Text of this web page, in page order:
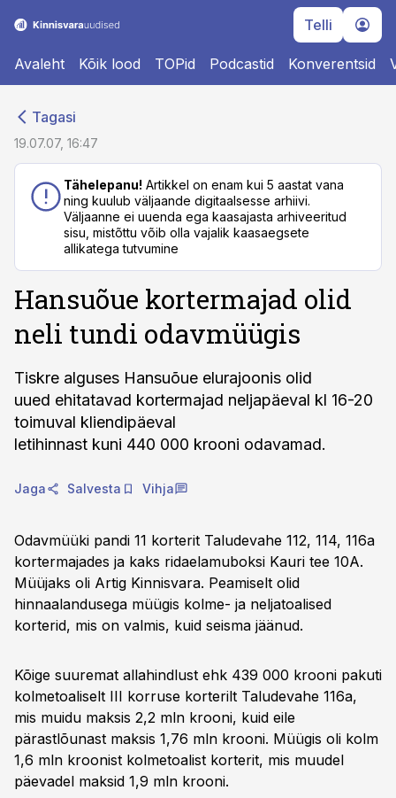
Telli
Avaleht Kõik lood TOPid Podcastid Konverentsid
Tagasi
19.07.07, 16:47
Tähelepanu! Artikkel on enam kui 5 aastat vana
ning kuulub väljaande digitaalsesse arhiivi.
Väljaanne ei uuenda ega kaasajasta arhiveeritud
sisu, mistõttu võib olla vajalik kaasaegsete
allikatega tutvumine
Hansuõue kortermajad olid
neli tundi odavmüügis
Tiskre alguses Hansuõue elurajoonis olid
uued ehitatavad kortermajad neljapäeval kl 16-20
toimuval kliendipäeval
letihinnast kuni 440 000 krooni odavamad.
Jaga Salvesta Vihja
Odavmüüki pandi 11 korterit Taludevahe 112, 114, 116a
kortermajades ja kaks ridaelamuboksi Kauri tee 10A.
Müüjaks oli Artig Kinnisvara. Peamiselt olid
hinnaalandusega müügis kolme- ja neljatoalised
korterid, mis on valmis, kuid seisma jäänud.
Kõige suuremat allahindlust ehk 439 000 krooni pakuti
kolmetoaliselt III korruse korterilt Taludevahe 116a,
mis muidu maksis 2,2 mln krooni, kuid eile
pärastlõunast maksis 1,76 mln krooni. Müügis oli kolm
1,6 mln kroonist kolmetoalist korterit, mis muudel
päevadel maksid 1,9 mln krooni.